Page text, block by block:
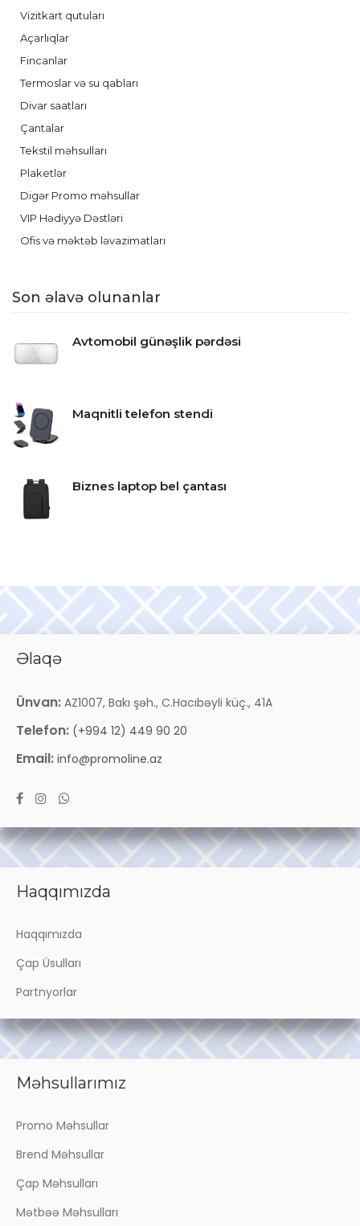
Vizitkart qutuları
Açarlıqlar
Fincanlar
Termoslar və su qabları
Divar saatları
Çantalar
Tekstil məhsulları
Plaketlər
Digər Promo məhsullar
VIP Hədiyyə Dəstləri
Ofis və məktəb ləvazimatları
Son əlavə olunanlar
Avtomobil günəşlik pərdəsi
Maqnitli telefon stendi
Biznes laptop bel çantası
Əlaqə
Ünvan: AZ1007, Bakı şəh., C.Hacıbəyli küç., 41A
Telefon: (+994 12) 449 90 20
Email: info@promoline.az
Haqqımızda
Haqqımızda
Çap Üsulları
Partnyorlar
Məhsullarımız
Promo Məhsullar
Brend Məhsullar
Çap Məhsulları
Mətbəə Məhsulları